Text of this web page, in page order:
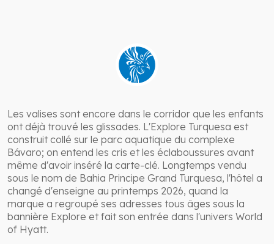
Les valises sont encore dans le corridor que les enfants
ont déjà trouvé les glissades. L'Explore Turquesa est
construit collé sur le parc aquatique du complexe
Bávaro; on entend les cris et les éclaboussures avant
même d'avoir inséré la carte-clé. Longtemps vendu
sous le nom de Bahia Principe Grand Turquesa, l'hôtel a
changé d'enseigne au printemps 2026, quand la
marque a regroupé ses adresses tous âges sous la
bannière Explore et fait son entrée dans l'univers World
of Hyatt.